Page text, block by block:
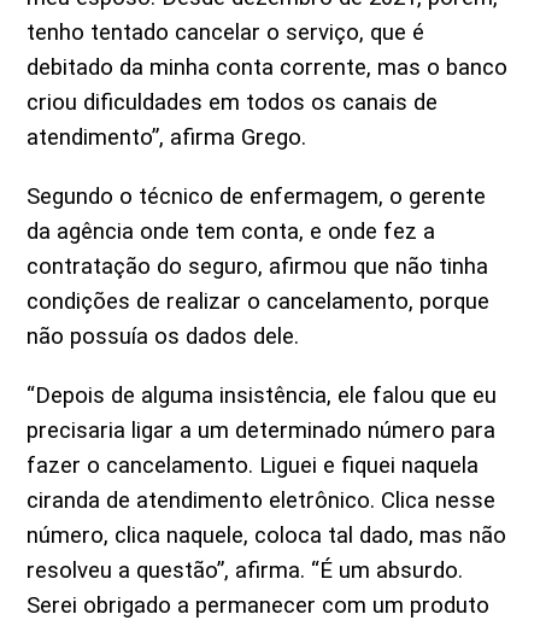
tenho tentado cancelar o serviço, que é
debitado da minha conta corrente, mas o banco
criou dificuldades em todos os canais de
atendimento”, afirma Grego.
Segundo o técnico de enfermagem, o gerente
da agência onde tem conta, e onde fez a
contratação do seguro, afirmou que não tinha
condições de realizar o cancelamento, porque
não possuía os dados dele.
“Depois de alguma insistência, ele falou que eu
precisaria ligar a um determinado número para
fazer o cancelamento. Liguei e fiquei naquela
ciranda de atendimento eletrônico. Clica nesse
número, clica naquele, coloca tal dado, mas não
resolveu a questão”, afirma. “É um absurdo.
Serei obrigado a permanecer com um produto